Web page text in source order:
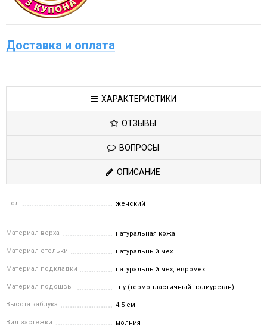
Доставка и оплата
ХАРАКТЕРИСТИКИ
ОТЗЫВЫ
ВОПРОСЫ
ОПИСАНИЕ
Пол женский
Материал верха натуральная кожа
Материал стельки натуральный мех
Материал подкладки натуральный мех, евромех
Материал подошвы тпу (термопластичный полиуретан)
Высота каблука 4.5 см
Вид застежки молния